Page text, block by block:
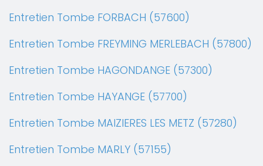
Entretien Tombe FORBACH (57600)
Entretien Tombe FREYMING MERLEBACH (57800)
Entretien Tombe HAGONDANGE (57300)
Entretien Tombe HAYANGE (57700)
Entretien Tombe MAIZIERES LES METZ (57280)
Entretien Tombe MARLY (57155)